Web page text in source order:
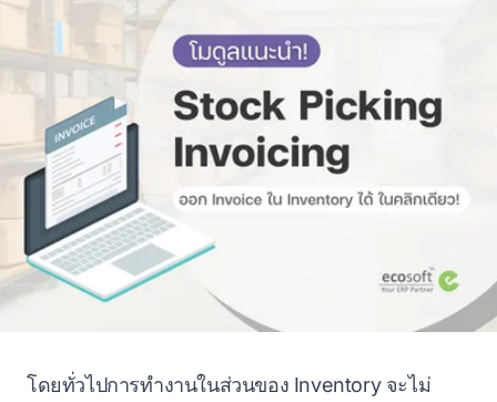
โดยทั่วไปการทำงานในส่วนของ Inventory จะไม่